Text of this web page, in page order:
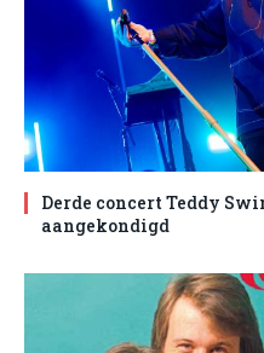
Derde concert Teddy
aangekondigd